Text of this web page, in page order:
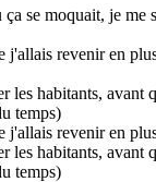
se moquait, je me
j'allais revenir en
les habitants, avant
temps)
j'allais revenir en
les habitants, avant
temps)